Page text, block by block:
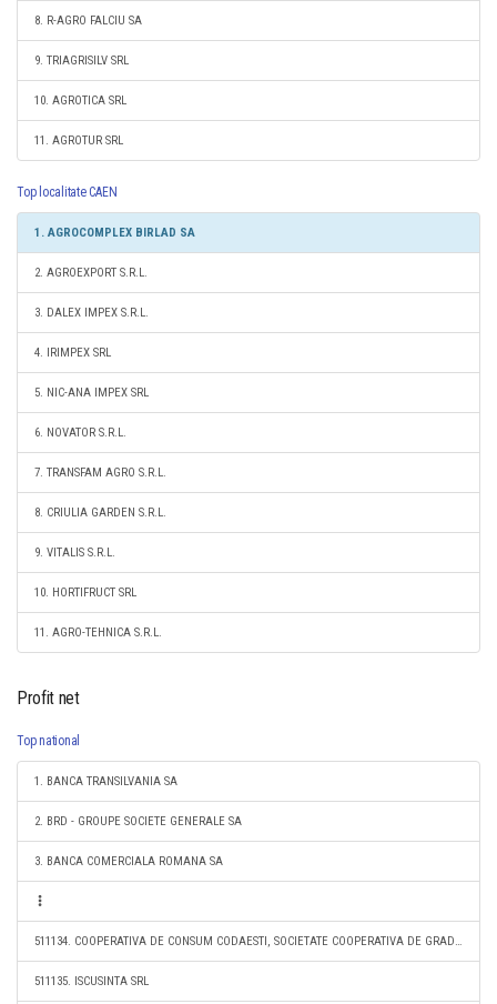
8. R-AGRO FALCIU SA
9. TRIAGRISILV SRL
10. AGROTICA SRL
11. AGROTUR SRL
Top localitate CAEN
1. AGROCOMPLEX BIRLAD SA
2. AGROEXPORT S.R.L.
3. DALEX IMPEX S.R.L.
4. IRIMPEX SRL
5. NIC-ANA IMPEX SRL
6. NOVATOR S.R.L.
7. TRANSFAM AGRO S.R.L.
8. CRIULIA GARDEN S.R.L.
9. VITALIS S.R.L.
10. HORTIFRUCT SRL
11. AGRO-TEHNICA S.R.L.
Profit net
Top national
1. BANCA TRANSILVANIA SA
2. BRD - GROUPE SOCIETE GENERALE SA
3. BANCA COMERCIALA ROMANA SA
511134. COOPERATIVA DE CONSUM CODAESTI, SOCIETATE COOPERATIVA DE GRADUL 1
511135. ISCUSINTA SRL